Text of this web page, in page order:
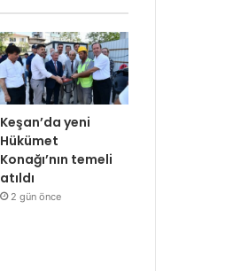
Keşan’da yeni
Hükümet
Konağı’nın temeli
atıldı
2 gün önce